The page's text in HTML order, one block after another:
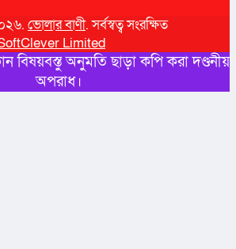
ভোলার বাণী. সর্বস্বত্ব সংরক্ষিত
বিষয়বস্তু অনুমতি ছাড়া কপি করা দণ্ডনীয়
অপরাধ।